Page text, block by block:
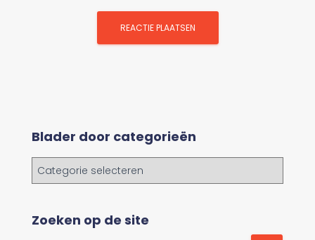
Blader door categorieën
l
e
Zoeken op de site